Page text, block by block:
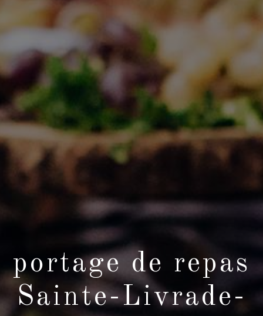
portage de repas
Sainte-Livrade-